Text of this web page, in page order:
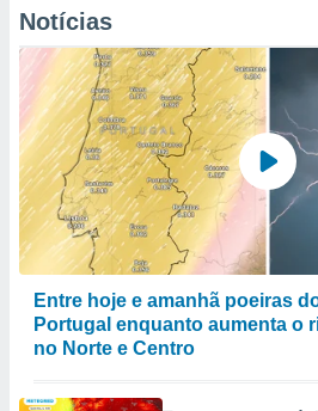
Notícias
Entre hoje e amanhã poeiras
Portugal enquanto aumenta o
no Norte e Centro